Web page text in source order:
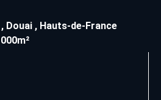
, Douai , Hauts-de-France